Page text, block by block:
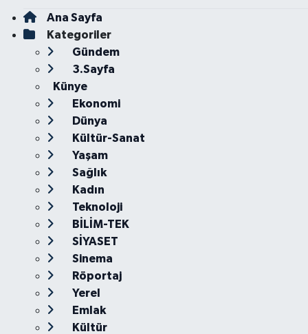
Ana Sayfa
Kategoriler
Gündem
3.Sayfa
Künye
Ekonomi
Dünya
Kültür-Sanat
Yaşam
Sağlık
Kadın
Teknoloji
BİLİM-TEK
SİYASET
Sinema
Röportaj
Yerel
Emlak
Kültür